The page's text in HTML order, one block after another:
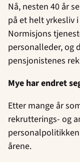
Nå, nesten 40 år
på et helt yrkesliv
Normisjons
personalleder, og
pensjonistenes
Mye har endret
Etter mange år
rekrutterings- og
årene.